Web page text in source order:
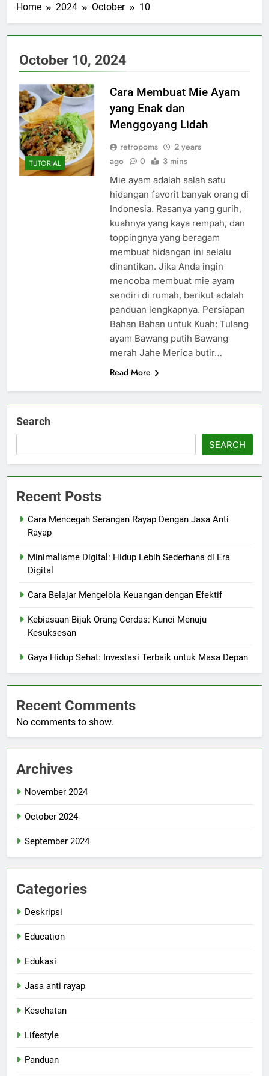
Home 2024 October 10
October 10, 2024
TUTORIAL
Cara Membuat Mie Ayam
yang Enak dan
Menggoyang Lidah
retropoms
2 years
ago
0 3 mins
Mie ayam adalah salah satu
hidangan favorit banyak orang di
Indonesia. Rasanya yang gurih,
kuahnya yang kaya rempah, dan
toppingnya yang beragam
membuat hidangan ini selalu
dinantikan. Jika Anda ingin
mencoba membuat mie ayam
sendiri di rumah, berikut adalah
panduan lengkapnya. Persiapan
Bahan Bahan untuk Kuah: Tulang
ayam Bawang putih Bawang
merah Jahe Merica butir…
Read More
Search
SEARCH
Recent Posts
Cara Mencegah Serangan Rayap Dengan Jasa Anti
Rayap
Minimalisme Digital: Hidup Lebih Sederhana di Era
Digital
Cara Belajar Mengelola Keuangan dengan Efektif
Kebiasaan Bijak Orang Cerdas: Kunci Menuju
Kesuksesan
Gaya Hidup Sehat: Investasi Terbaik untuk Masa Depan
Recent Comments
No comments to show.
Archives
November 2024
October 2024
September 2024
Categories
Deskripsi
Education
Edukasi
Jasa anti rayap
Kesehatan
Lifestyle
Panduan